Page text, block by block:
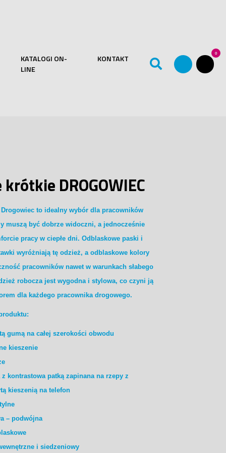
KATALOGI ON-
LINE
KONTAKT 0
DROGOWIEC
to idealny wybór dla pracowników
muszą być dobrze widoczni, a jednocześnie
pracy w ciepłe dni. Odblaskowe paski i
wyróżniają tę odzież, a odblaskowe kolory
pracowników nawet w warunkach słabego
robocza jest wygodna i stylowa, co czyni ją
dla każdego pracownika drogowego.
gumą na całej szerokości obwodu
kieszenie
kontrastowa patką zapinana na rzepy z
kieszenią na telefon
– podwójna
i siedzeniowy